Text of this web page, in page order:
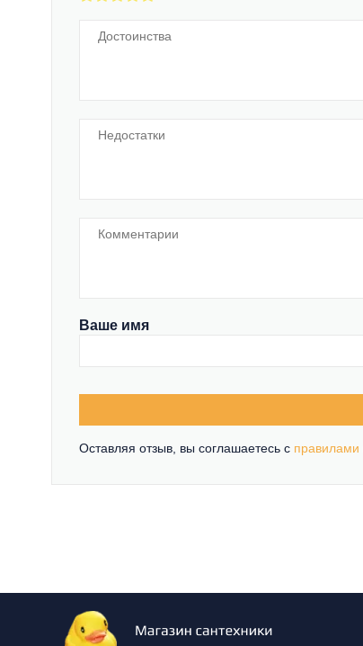
Ваше имя
Оставляя отзыв, вы соглашаетесь c правилами